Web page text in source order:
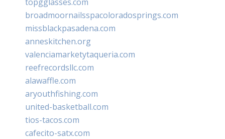
broadmoornailsspacoloradosprings.com
missblackpasadena.com
anneskitchen.org
valenciamarketytaqueria.com
reefrecordsllc.com
alawaffle.com
aryouthfishing.com
united-basketball.com
tios-tacos.com
cafecito-satx.com